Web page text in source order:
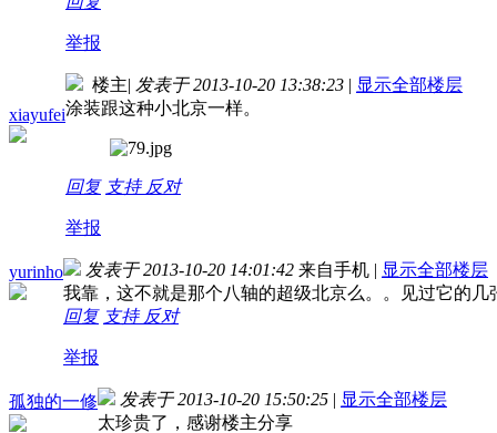
举报
xiayufei
楼主| 发表于 2013-10-20 13:38:23 | 显示全部楼层
涂装跟这种小北京一样。
回复 支持 反对
举报
yurinho 发表于 2013-10-20 14:01:42 来自手机 | 显示全部楼层
我靠，这不就是那个八轴的超级北京么。。见过它的
回复 支持 反对
举报
孤独的一修 发表于 2013-10-20 15:50:25 | 显示全部楼层
太珍贵了，感谢楼主分享